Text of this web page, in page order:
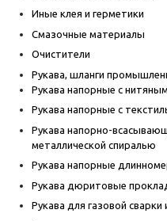
Иные клея и герметики
Смазочные материалы
Очистители
Рукава, шланги
Рукава напорные с
Рукава напорные с
Рукава напорно-
металлической спиралью
Рукава напорные
Рукава дюритовые
Рукава для газовой сварки